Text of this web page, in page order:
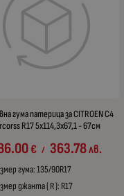
гума патерица за CITROEN C4
R17 5x114,3x67,1 - 67см
€ / 363.78лв.
гума: 135/90R17
джанта ( R ): R17